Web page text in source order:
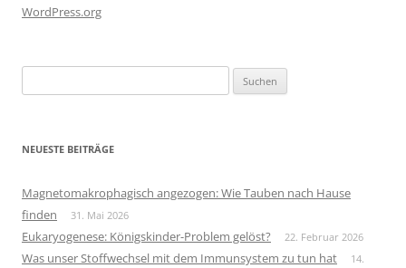
WordPress.org
nach:
NEUESTE BEITRÄGE
Magnetomakrophagisch angezogen: Wie Tauben nach Hause
finden
31. Mai 2026
Eukaryogenese: Königskinder-Problem gelöst? 22. Februar 2026
Was unser Stoffwechsel mit dem Immunsystem zu tun hat
14.